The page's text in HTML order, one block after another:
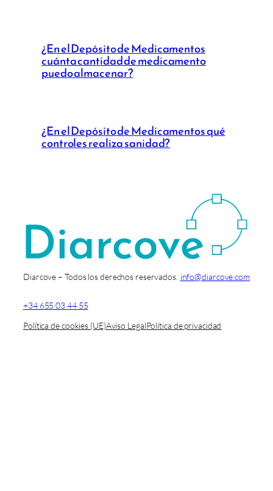
¿En el Depósito de Medicamentos
cuánta cantidad de medicamento
puedo almacenar?
¿En el Depósito de Medicamentos qué
controles realiza sanidad?
Diarcove – Todos los derechos reservados. info@diarcove.com
+34 655 03 44 55
Política de cookies (UE)Aviso LegalPolítica de privacidad